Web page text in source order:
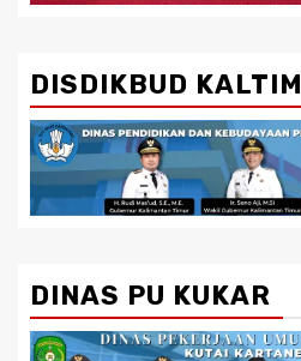
DISDIKBUD KALTIM
DINAS PU KUKAR